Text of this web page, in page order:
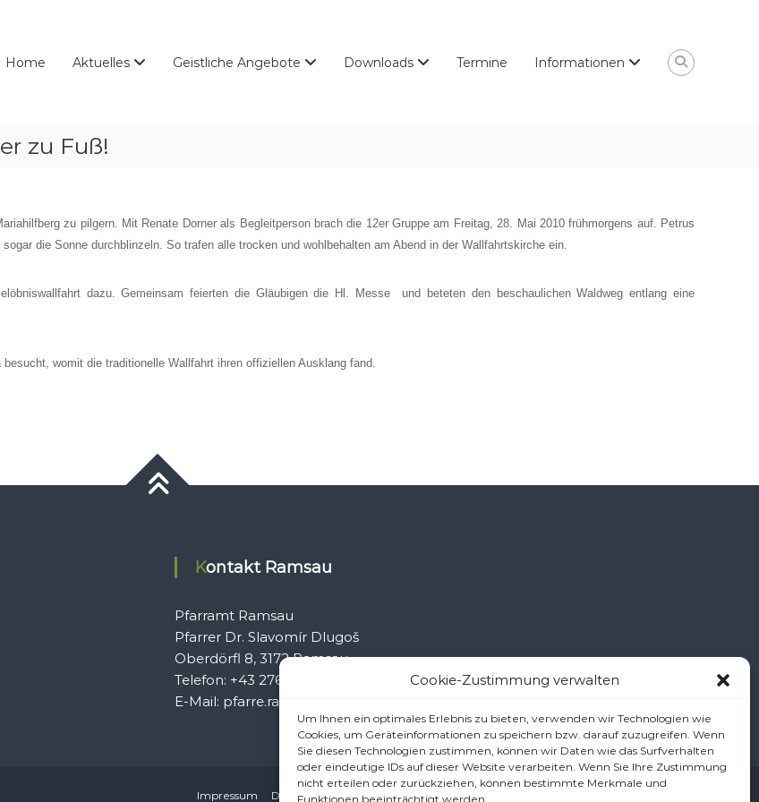
Cookie-Zustimmung verwalten
Um Ihnen ein optimales Erlebnis zu bieten, verwenden wir Technologien wie
Cookies, um Geräteinformationen zu speichern bzw. darauf zuzugreifen. Wenn
Sie diesen Technologien zustimmen, können wir Daten wie das Surfverhalten
oder eindeutige IDs auf dieser Website verarbeiten. Wenn Sie Ihre Zustimmung
nicht erteilen oder zurückziehen, können bestimmte Merkmale und
Funktionen beeinträchtigt werden.
Home Aktuelles Geistliche Angebote Downloads Termine Informationen
zu Fuß!
zu pilgern. Mit Renate Dorner als Begleitperson brach die 12er Gruppe am Freitag, 28. Mai 2010 frühmorgens auf. Petrus
die Sonne durchblinzeln. So trafen alle trocken und wohlbehalten am Abend in der Wallfahrtskirche ein.
dazu. Gemeinsam feierten die Gläubigen die Hl. Messe und beteten den beschaulichen Waldweg entlang eine
womit die traditionelle Wallfahrt ihren offiziellen Ausklang fand.
Kontakt Ramsau
Pfarramt Ramsau
Pfarrer Dr. Slavomír Dlugoš
Oberdörfl 8, 3172 Ramsau
Telefon: +43 2764 8240
E-Mail: pfarre.ramsau@gmx.at
Impressum Datenschutzerklärung/Haftungsausschluss (Disclaimer)